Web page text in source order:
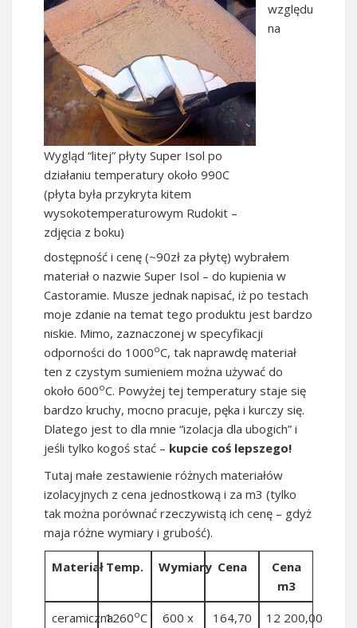
Wygląd “litej” płyty Super Isol po
działaniu temperatury około 990C
(płyta była przykryta kitem
wysokotemperaturowym Rudokit –
zdjęcia z boku)
względu
na
dostępność i cenę (~90zł za płytę) wybrałem
materiał o nazwie Super Isol – do kupienia w
Castoramie. Musze jednak napisać, iż po testach
moje zdanie na temat tego produktu jest bardzo
niskie. Mimo, zaznaczonej w specyfikacji
odporności do 1000oC, tak naprawdę materiał
ten z czystym sumieniem można używać do
około 600oC. Powyżej tej temperatury staje się
bardzo kruchy, mocno pracuje, pęka i kurczy się.
Dlatego jest to dla mnie “izolacja dla ubogich” i
jeśli tylko kogoś stać – kupcie coś lepszego!
Tutaj małe zestawienie różnych materiałów
izolacyjnych z cena jednostkową i za m3 (tylko
tak można porównać rzeczywistą ich cenę – gdyż
maja różne wymiary i grubość).
Materiał Temp. Wymiary Cena
Cena
m3
ceramiczna1260oC
600 x
164,70
12 200,00